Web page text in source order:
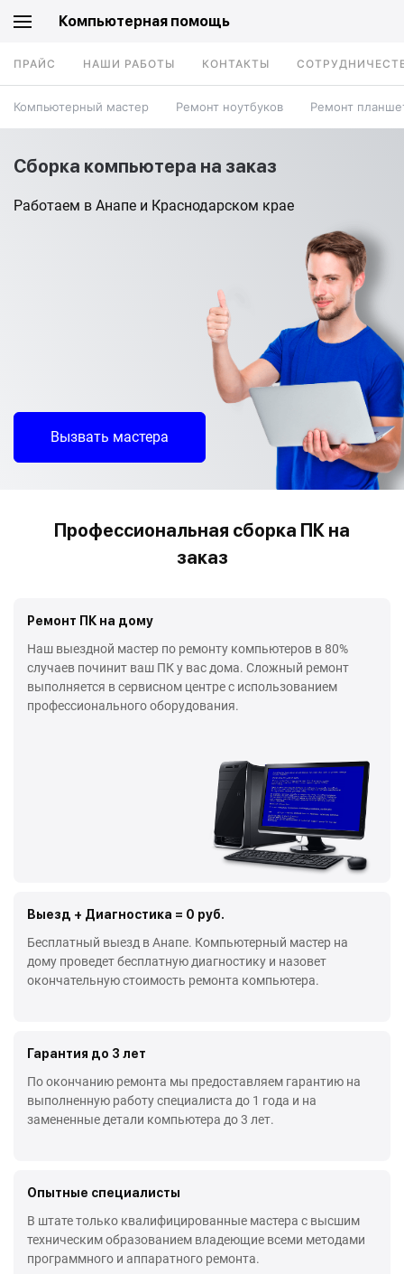
Компьютерная помощь
ПРАЙС НАШИ РАБОТЫ КОНТАКТЫ
Компьютерный мастер Ремонт ноутбуков Ремонт
Сборка компьютера на заказ
Работаем в Анапе и Краснодарском крае
Вызвать мастера
Профессиональная сборка ПК на
заказ
Ремонт ПК на дому
Наш выездной мастер по ремонту компьютеров в 80%
случаев починит ваш ПК у вас дома. Сложный ремонт
выполняется в сервисном центре с использованием
профессионального оборудования.
Выезд + Диагностика = 0 руб.
Бесплатный выезд в Анапе. Компьютерный мастер на
дому проведет бесплатную диагностику и назовет
окончательную стоимость ремонта компьютера.
Гарантия до 3 лет
По окончанию ремонта мы предоставляем гарантию на
выполненную работу специалиста до 1 года и на
замененные детали компьютера до 3 лет.
Опытные специалисты
В штате только квалифицированные мастера с высшим
техническим образованием владеющие всеми методами
программного и аппаратного ремонта.